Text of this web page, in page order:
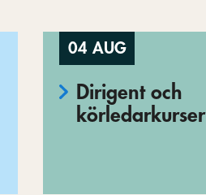
04 AUG
Dirigent och
körledarkurser